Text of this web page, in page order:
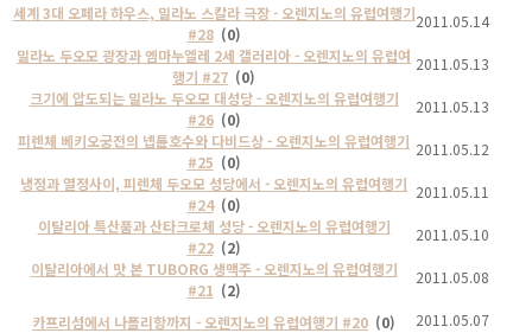
세계 3대 오페라 하우스, 밀라노 스칼라 극장 - 오렌지노의 유럽여행기
#28 (0)
2011.05.14
밀라노 두오모 광장과 엠마누엘레 2세 갤러리아 - 오렌지노의 유럽여
행기 #27 (0)
2011.05.13
크기에 압도되는 밀라노 두오모 대성당 - 오렌지노의 유럽여행기
#26 (0)
2011.05.13
피렌체 베키오궁전의 넵튠호수와 다비드상 - 오렌지노의 유럽여행기
#25 (0)
2011.05.12
냉정과 열정사이, 피렌체 두오모 성당에서 - 오렌지노의 유럽여행기
#24 (0)
2011.05.11
이탈리아 특산품과 산타크로체 성당 - 오렌지노의 유럽여행기
#22 (2)
2011.05.10
이탈리아에서 맛 본 TUBORG 생맥주 - 오렌지노의 유럽여행기
#21 (2)
2011.05.08
카프리섬에서 나폴리항까지 - 오렌지노의 유럽여행기 #20 (0)
2011.05.07